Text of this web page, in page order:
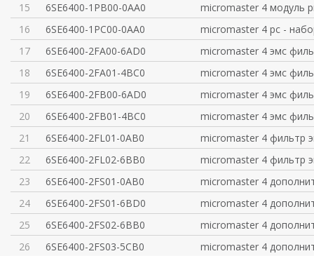
15
6SE6400-1PB00-0AA0
micromaster 4 модуль
16
6SE6400-1PC00-0AA0
micromaster 4 pc -
17
6SE6400-2FA00-6AD0
micromaster 4 эмс
18
6SE6400-2FA01-4BC0
micromaster 4 эмс
19
6SE6400-2FB00-6AD0
micromaster 4 эмс
20
6SE6400-2FB01-4BC0
micromaster 4 эмс
21
6SE6400-2FL01-0AB0
micromaster 4 фильтр
22
6SE6400-2FL02-6BB0
micromaster 4 фильтр
23
6SE6400-2FS01-0AB0
micromaster 4
24
6SE6400-2FS01-6BD0
micromaster 4
25
6SE6400-2FS02-6BB0
micromaster 4
26
6SE6400-2FS03-5CB0
micromaster 4